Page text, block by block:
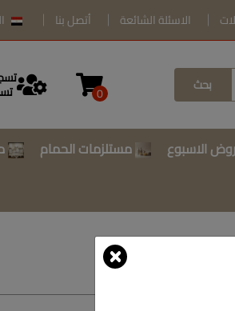
الاسئلة الشائعة أتصل بنا
بحث 0
الاسبوع مستلزمات الحمام